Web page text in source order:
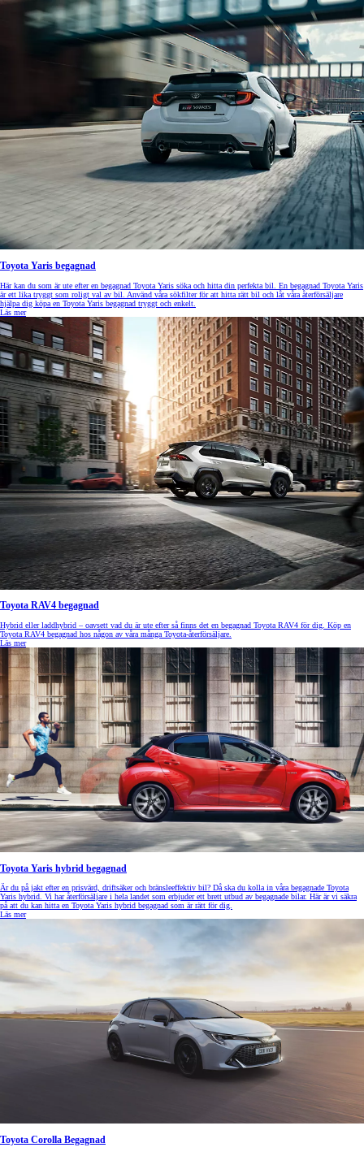
Toyota Yaris begagnad
Här kan du som är ute efter en begagnad Toyota Yaris söka och hitta din perfekta bil. En begagnad Toyota Yaris
är ett lika tryggt som roligt val av bil. Använd våra sökfilter för att hitta rätt bil och låt våra återförsäljare
hjälpa dig köpa en Toyota Yaris begagnad tryggt och enkelt.
Läs mer
Toyota RAV4 begagnad
Hybrid eller laddhybrid – oavsett vad du är ute efter så finns det en begagnad Toyota RAV4 för dig. Köp en
Toyota RAV4 begagnad hos någon av våra många Toyota-återförsäljare.
Läs mer
Toyota Yaris hybrid begagnad
Är du på jakt efter en prisvärd, driftsäker och bränsleeffektiv bil? Då ska du kolla in våra begagnade Toyota
Yaris hybrid. Vi har återförsäljare i hela landet som erbjuder ett brett utbud av begagnade bilar. Här är vi säkra
på att du kan hitta en Toyota Yaris hybrid begagnad som är rätt för dig.
Läs mer
Toyota Corolla Begagnad